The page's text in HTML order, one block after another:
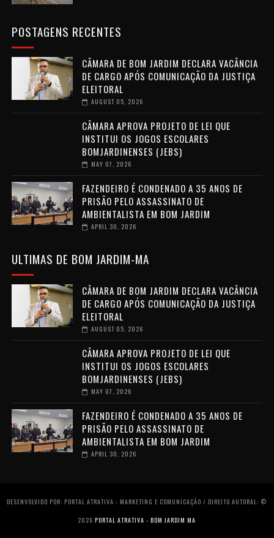
POSTAGENS RECENTES
CÂMARA DE BOM JARDIM DECLARA VACÂNCIA
DE CARGO APÓS COMUNICAÇÃO DA JUSTIÇA
ELEITORAL
AUGUST 05, 2026
CÂMARA APROVA PROJETO DE LEI QUE
INSTITUI OS JOGOS ESCOLARES
BOMJARDINENSES (JEBS)
MAY 07, 2026
FAZENDEIRO É CONDENADO A 35 ANOS DE
PRISÃO PELO ASSASSINATO DE
AMBIENTALISTA EM BOM JARDIM
APRIL 30, 2026
ULTIMAS DE BOM JARDIM-MA
CÂMARA DE BOM JARDIM DECLARA VACÂNCIA
DE CARGO APÓS COMUNICAÇÃO DA JUSTIÇA
ELEITORAL
AUGUST 05, 2026
CÂMARA APROVA PROJETO DE LEI QUE
INSTITUI OS JOGOS ESCOLARES
BOMJARDINENSES (JEBS)
MAY 07, 2026
FAZENDEIRO É CONDENADO A 35 ANOS DE
PRISÃO PELO ASSASSINATO DE
AMBIENTALISTA EM BOM JARDIM
APRIL 30, 2026
DESENVOLVIDO POR: PORTAL ATRATIVA - MARKETING E COMUNICAÇÃO / DIREITO AUTORAL: ©
2026PORTAL ATRATIVA - BOM JARDIM MA